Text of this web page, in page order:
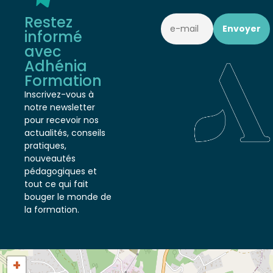
Restez
informé
avec
Adhénia
Formation
Inscrivez-vous à
notre newsletter
pour recevoir nos
actualités, conseils
pratiques,
nouveautés
pédagogiques et
tout ce qui fait
bouger le monde de